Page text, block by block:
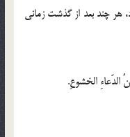
هر چند بعد از گذشت زماني